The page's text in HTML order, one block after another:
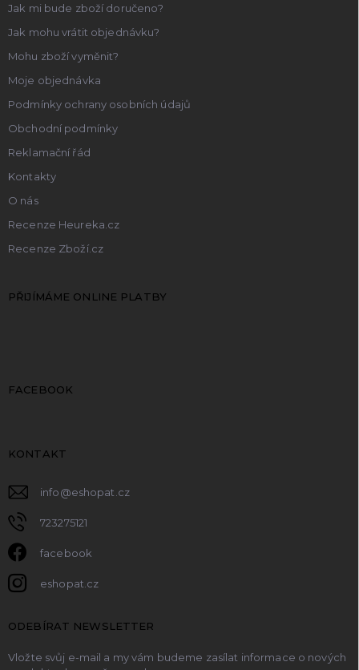
Jak mi bude zboží doručeno?
Jak mohu vrátit objednávku?
Mohu zboží vyměnit?
Moje objednávka
Podmínky ochrany osobních údajů
Obchodní podmínky
Reklamační řád
Kontakty
O nás
Recenze Heureka.cz
Recenze Zboží.cz
PŘIJÍMÁME ONLINE PLATBY
FACEBOOK
KONTAKT
info@eshopat.cz
723275121
facebook
eshopat.cz
ODEBÍRAT NEWSLETTER
Vložte svůj e-mail a my vám budeme zasílat informace o nových